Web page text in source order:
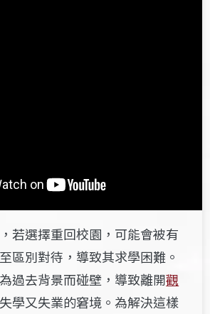
若選擇重回校園，可能會被有
區別對待，導致其求學困難。
過去背景而碰壁，導致離開觀
學又失業的窘境。為解決這樣